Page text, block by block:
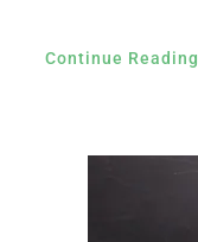
Continue Reading